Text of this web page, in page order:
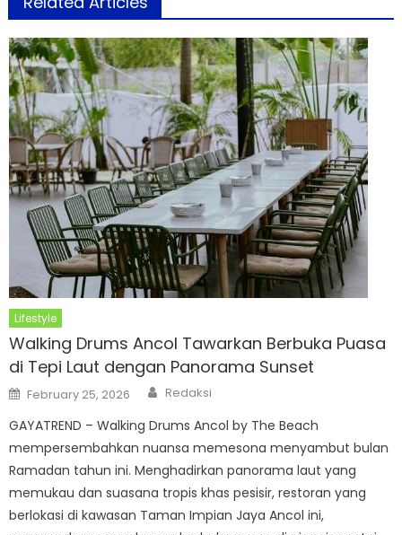
Lifestyle
Walking Drums Ancol Tawarkan Berbuka Puasa
di Tepi Laut dengan Panorama Sunset
Posted
on
February 25, 2026 Author
Redaksi
GAYATREND – Walking Drums Ancol by The Beach
mempersembahkan nuansa memesona menyambut bulan
Ramadan tahun ini. Menghadirkan panorama laut yang
memukau dan suasana tropis khas pesisir, restoran yang
berlokasi di kawasan Taman Impian Jaya Ancol ini,